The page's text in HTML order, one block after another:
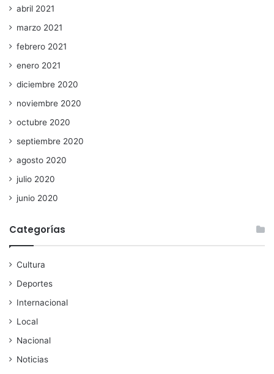
abril 2021
marzo 2021
febrero 2021
enero 2021
diciembre 2020
noviembre 2020
octubre 2020
septiembre 2020
agosto 2020
julio 2020
junio 2020
Categorías
Cultura
Deportes
Internacional
Local
Nacional
Noticias